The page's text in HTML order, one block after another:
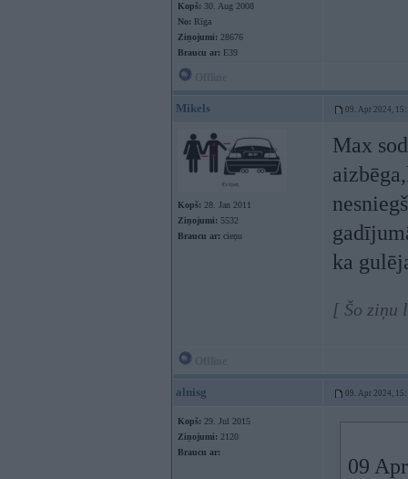
Kopš: 30. Aug 2008
No: Rīga
Ziņojumi: 28676
Braucu ar: E39
Mikels 09. Apr 2024,
Kopš: 28. Jan 2011
Ziņojumi: 5532
Braucu ar: cieņu
Max
ka
[ Šo ziņu
alnisg 09. Apr 2024,
Kopš: 29. Jul 2015
Ziņojumi: 2120
Braucu ar:
09